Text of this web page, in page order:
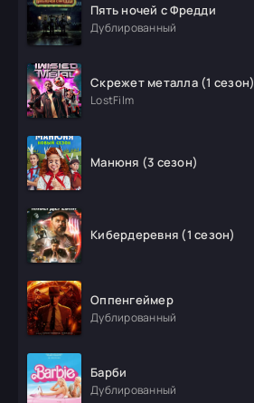
Пять ночей с Фредди
Дублированный
Скрежет металла (1 сезон)
LostFilm
Манюня (3 сезон)
Кибердеревня (1 сезон)
Оппенгеймер
Дублированный
Барби
Дублированный